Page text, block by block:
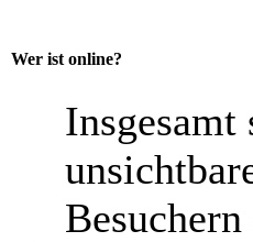
Wer ist online?
Insgesamt